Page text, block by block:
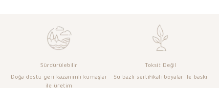
Sürdürülebilir
Doğa dostu geri kazanımlı kumaşlar
Toksit Değil
Su bazlı sertifikalı boyalar ile baskı